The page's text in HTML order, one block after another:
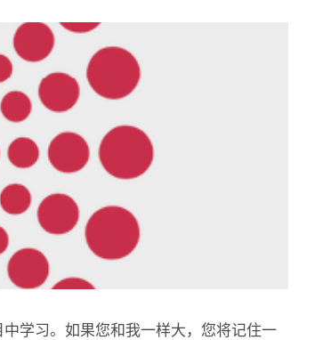
参考硬件
VMware
了解MinIO如何与VMware的产品组合集成，从
持久数据平台到TKG，以及我们如何支持他们
的Kubernetes野心。
学习。如果您和我一样大，您将记住一